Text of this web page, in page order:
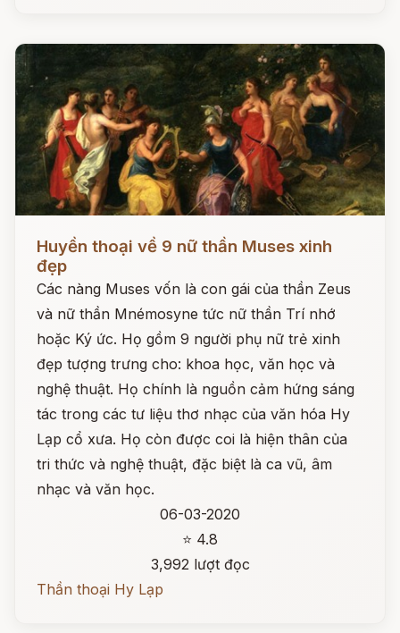
Đọc ngay
Huyền thoại về 9 nữ thần Muses xinh
đẹp
Các nàng Muses vốn là con gái của thần Zeus
và nữ thần Mnémosyne tức nữ thần Trí nhớ
hoặc Ký ức. Họ gồm 9 người phụ nữ trẻ xinh
đẹp tượng trưng cho: khoa học, văn học và
nghệ thuật. Họ chính là nguồn cảm hứng sáng
tác trong các tư liệu thơ nhạc của văn hóa Hy
Lạp cổ xưa. Họ còn được coi là hiện thân của
tri thức và nghệ thuật, đặc biệt là ca vũ, âm
nhạc và văn học.
06-03-2020
⭐ 4.8
3,992 lượt đọc
Thần thoại Hy Lạp